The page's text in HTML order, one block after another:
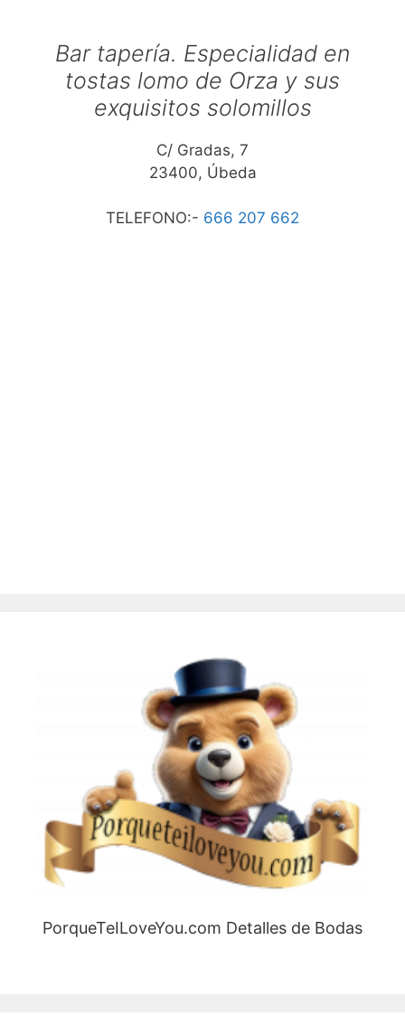
Bar tapería. Especialidad en
tostas lomo de Orza y sus
exquisitos solomillos
C/ Gradas, 7
23400, Úbeda
TELEFONO:- 666 207 662
PorqueTeILoveYou.com Detalles de Bodas